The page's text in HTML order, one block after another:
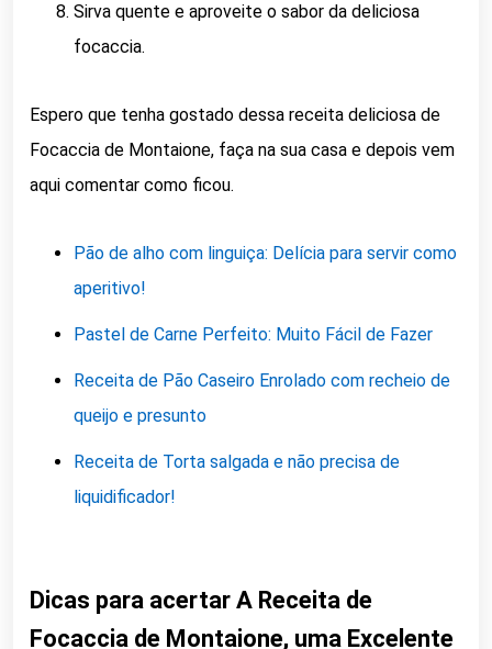
Sirva quente e aproveite o sabor da deliciosa
focaccia.
Espero que tenha gostado dessa receita deliciosa de
Focaccia de Montaione, faça na sua casa e depois vem
aqui comentar como ficou.
Pão de alho com linguiça: Delícia para servir como
aperitivo!
Pastel de Carne Perfeito: Muito Fácil de Fazer
Receita de Pão Caseiro Enrolado com recheio de
queijo e presunto
Receita de Torta salgada e não precisa de
liquidificador!
Dicas para acertar A Receita de
Focaccia de Montaione, uma Excelente